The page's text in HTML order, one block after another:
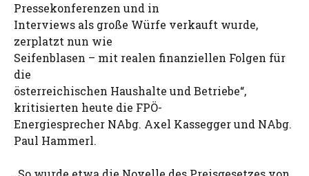
Pressekonferenzen und in
Interviews als große Würfe verkauft wurde,
zerplatzt nun wie
Seifenblasen – mit realen finanziellen Folgen für
die
österreichischen Haushalte und Betriebe“,
kritisierten heute die FPÖ-
Energiesprecher NAbg. Axel Kassegger und NAbg.
Paul Hammerl.